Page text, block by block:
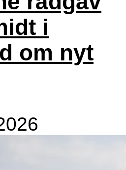
i
om nyt